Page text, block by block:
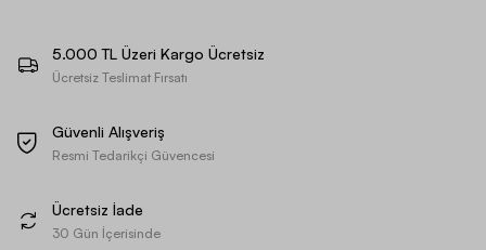
5.000 TL Üzeri Kargo Ücretsiz
Ücretsiz Teslimat Fırsatı
Güvenli Alışveriş
Resmi Tedarikçi Güvencesi
Ücretsiz İade
30 Gün İçerisinde